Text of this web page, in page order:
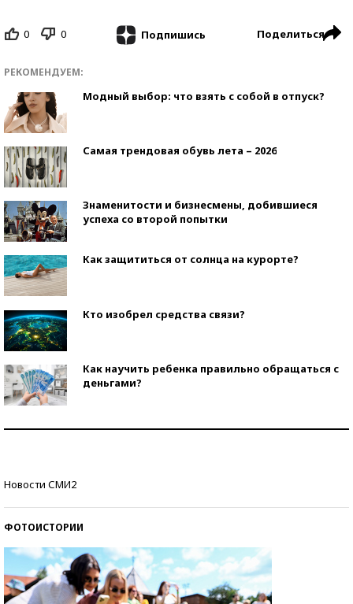
0 0 Подпишись Поделиться
РЕКОМЕНДУЕМ:
Модный выбор: что взять с собой в отпуск?
Самая трендовая обувь лета – 2026
Знаменитости и бизнесмены, добившиеся
успеха со второй попытки
Как защититься от солнца на курорте?
Кто изобрел средства связи?
Как научить ребенка правильно обращаться с
деньгами?
Новости СМИ2
ФОТОИСТОРИИ